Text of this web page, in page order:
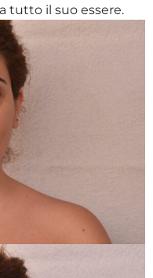
tutto il suo essere.